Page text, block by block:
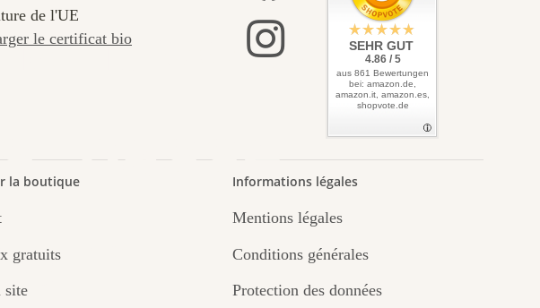
vers
passe
de l'UE
le certificat bio
SEHR GUT
4.86 / 5
aus 861 Bewertungen
bei: amazon.de,
amazon.it, amazon.es,
shopvote.de
la boutique
gratuits
site
Informations légales
Mentions légales
Conditions générales
Protection des données